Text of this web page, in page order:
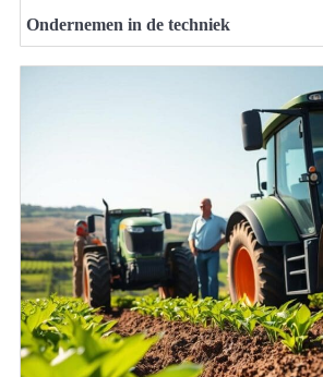
Ondernemen in de techniek